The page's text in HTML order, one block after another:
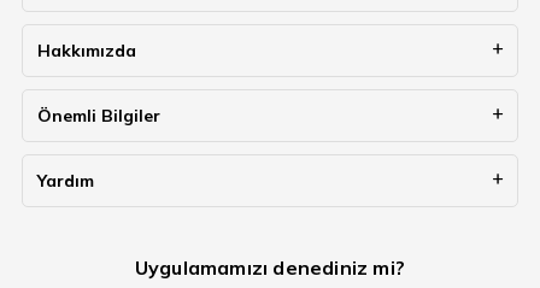
Hakkımızda
Önemli Bilgiler
Yardım
Uygulamamızı denediniz mi?